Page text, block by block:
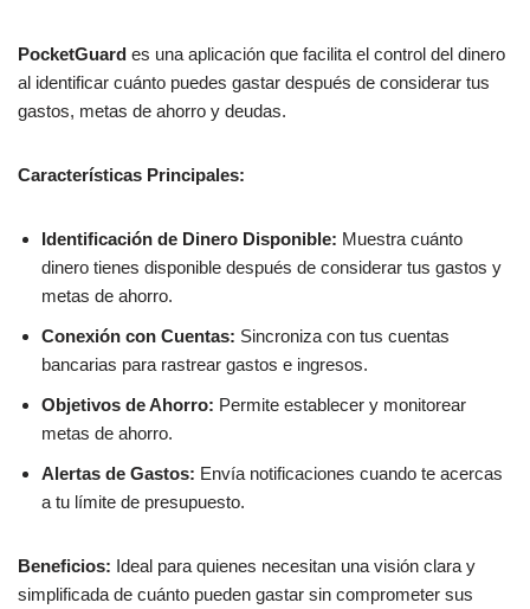
PocketGuard es una aplicación que facilita el control del dinero
al identificar cuánto puedes gastar después de considerar tus
gastos, metas de ahorro y deudas.
Características Principales:
Identificación de Dinero Disponible: Muestra cuánto
dinero tienes disponible después de considerar tus gastos y
metas de ahorro.
Conexión con Cuentas: Sincroniza con tus cuentas
bancarias para rastrear gastos e ingresos.
Objetivos de Ahorro: Permite establecer y monitorear
metas de ahorro.
Alertas de Gastos: Envía notificaciones cuando te acercas
a tu límite de presupuesto.
Beneficios: Ideal para quienes necesitan una visión clara y
simplificada de cuánto pueden gastar sin comprometer sus